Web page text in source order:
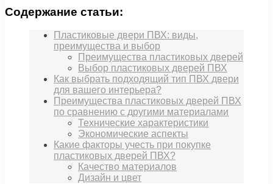
Содержание статьи:
Пластиковые двери ПВХ: виды,
преимущества и выбор
Преимущества пластиковых дверей
Выбор пластиковых дверей ПВХ
Как выбрать подходящий тип ПВХ двери
для вашего интерьера?
Преимущества пластиковых дверей ПВХ
по сравнению с другими материалами
Технические характеристики
Экономические аспекты
Какие факторы учесть при покупке
пластиковых дверей ПВХ?
Качество материалов
Дизайн и цвет